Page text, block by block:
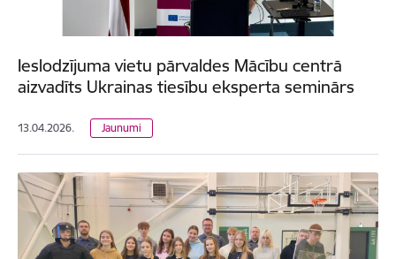
Ieslodzījuma vietu pārvaldes Mācību centrā
aizvadīts Ukrainas tiesību eksperta seminārs
13.04.2026. Jaunumi